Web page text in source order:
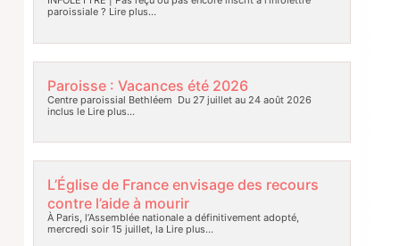
paroissiale ? Lire plus…
Paroisse : Vacances été 2026
Centre paroissial Bethléem Du 27 juillet au 24 août 2026
inclus leLire plus…
L’Église de France envisage des recours
contre l’aide à mourir
À Paris, l’Assemblée nationale a définitivement adopté,
mercredi soir 15 juillet, laLire plus…